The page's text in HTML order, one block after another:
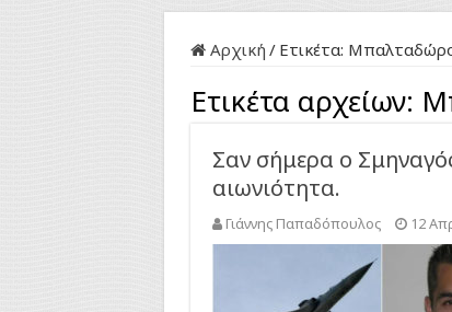
Αρχική / Ετικέτα:
Ετικέτα αρχείων:
Σαν σήμερα ο
αιωνιότητα.
Γιάννης Παπαδόπουλος 12